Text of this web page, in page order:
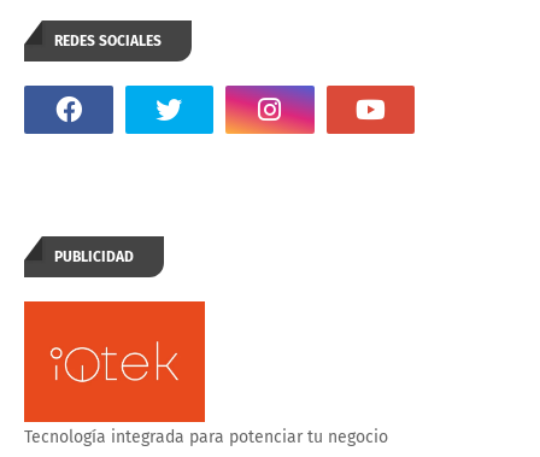
REDES SOCIALES
PUBLICIDAD
Tecnología integrada para potenciar tu negocio